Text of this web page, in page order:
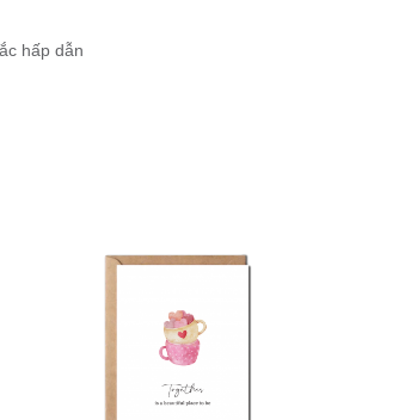
hấp dẫn
toàn quốc. Hãy ghé qua các nhà